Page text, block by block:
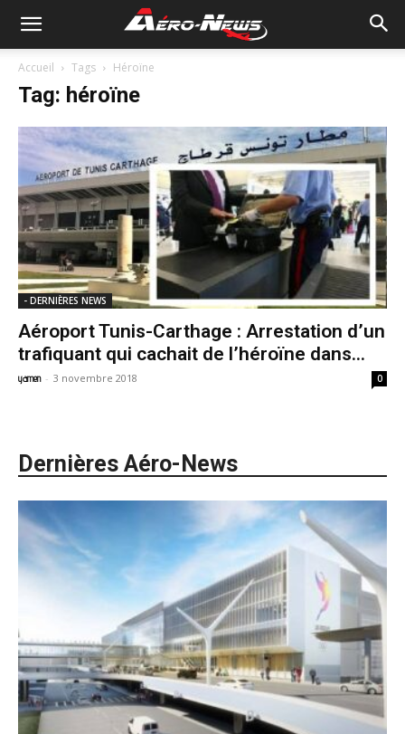
Accueil Tags Héroïne
Tag: héroïne
- DERNIÈRES NEWS
Aéroport Tunis-Carthage : Arrestation d’un
trafiquant qui cachait de l’héroïne dans...
yamen - 3 novembre 2018 0
Dernières Aéro-News